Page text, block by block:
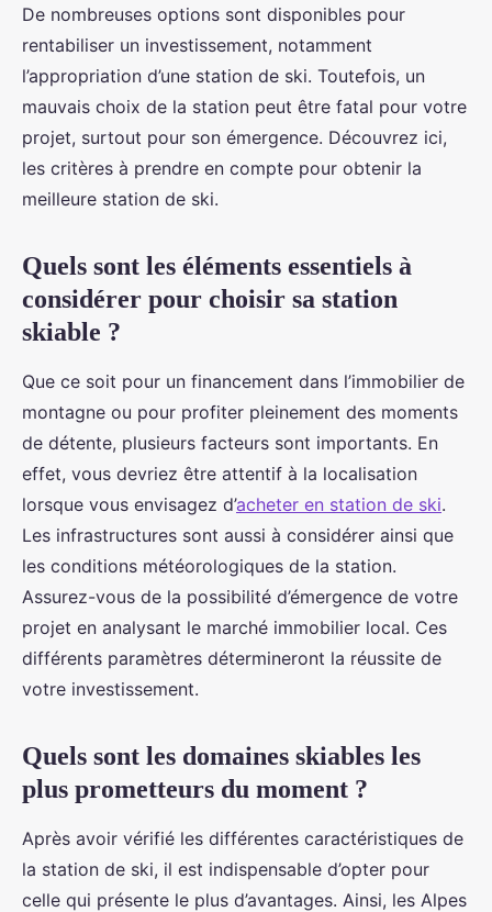
Comment effectuer un
investissement rentable dans
l'achat d'une station de ski ?
rodolphe•25 septembre 2023•3 min de lecture
De nombreuses options sont disponibles pour
rentabiliser un investissement, notamment
l’appropriation d’une station de ski. Toutefois, un
mauvais choix de la station peut être fatal pour votre
projet, surtout pour son émergence. Découvrez ici,
les critères à prendre en compte pour obtenir la
meilleure station de ski.
Quels sont les éléments essentiels à
considérer pour choisir sa station
skiable ?
Que ce soit pour un financement dans l’immobilier de
montagne ou pour profiter pleinement des moments
de détente, plusieurs facteurs sont importants. En
effet, vous devriez être attentif à la localisation
lorsque vous envisagez d’acheter en station de ski.
Les infrastructures sont aussi à considérer ainsi que
les conditions météorologiques de la station.
Assurez-vous de la possibilité d’émergence de votre
projet en analysant le marché immobilier local. Ces
différents paramètres détermineront la réussite de
votre investissement.
Quels sont les domaines skiables les
plus prometteurs du moment ?
Après avoir vérifié les différentes caractéristiques de
la station de ski, il est indispensable d’opter pour
celle qui présente le plus d’avantages. Ainsi, les Alpes